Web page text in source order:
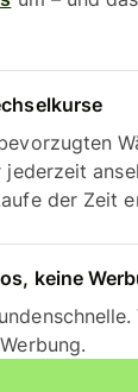
der Zeit
keine